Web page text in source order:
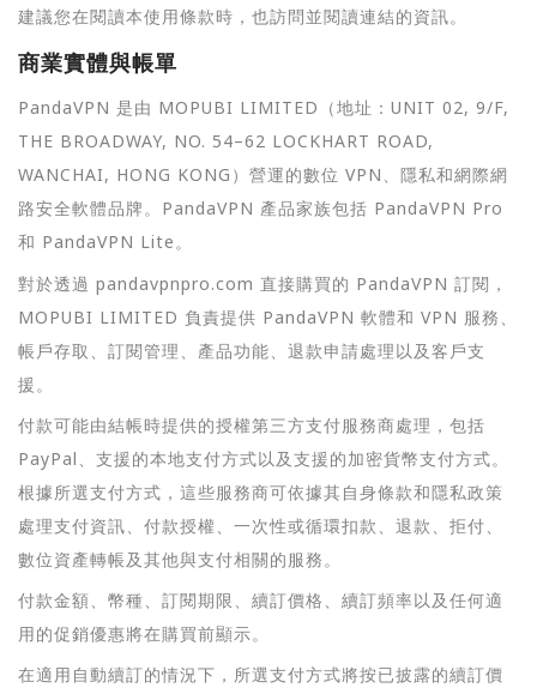
建議您在閱讀本使用條款時，也訪問並閱讀連結的資訊。
商業實體與帳單
PandaVPN 是由 MOPUBI LIMITED（地址：UNIT 02, 9/F,
THE BROADWAY, NO. 54–62 LOCKHART ROAD,
WANCHAI, HONG KONG）營運的數位 VPN、隱私和網際網
路安全軟體品牌。PandaVPN 產品家族包括 PandaVPN Pro
和 PandaVPN Lite。
對於透過 pandavpnpro.com 直接購買的 PandaVPN 訂閱，
MOPUBI LIMITED 負責提供 PandaVPN 軟體和 VPN 服務、
帳戶存取、訂閱管理、產品功能、退款申請處理以及客戶支
援。
付款可能由結帳時提供的授權第三方支付服務商處理，包括
PayPal、支援的本地支付方式以及支援的加密貨幣支付方式。
根據所選支付方式，這些服務商可依據其自身條款和隱私政策
處理支付資訊、付款授權、一次性或循環扣款、退款、拒付、
數位資產轉帳及其他與支付相關的服務。
付款金額、幣種、訂閱期限、續訂價格、續訂頻率以及任何適
用的促銷優惠將在購買前顯示。
在適用自動續訂的情況下，所選支付方式將按已披露的續訂價